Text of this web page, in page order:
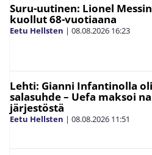
Suru-uutinen: Lionel
kuollut 68-vuotiaana
Eetu Hellsten | 08.08.2026 16:23
Lehti: Gianni Infantinolla oli
salasuhde – Uefa maksoi
järjestöstä
Eetu Hellsten | 08.08.2026 11:51